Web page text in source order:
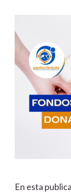
En esta